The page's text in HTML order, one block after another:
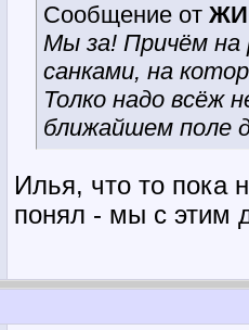
Сообщение от
Мы за! Причём на
санками, на
Толко надо всёж
ближайшем поле
Илья, что то пока
понял - мы с этим